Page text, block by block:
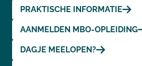
PRAKTISCHE INFORMATIE
AANMELDEN MBO-OPLEIDING
DAGJE MEELOPEN?